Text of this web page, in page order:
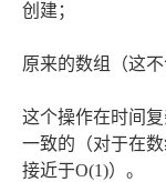
创建；
原来的数组（这
这个操作在时间
一致的（对于在
接近于O(1)）。